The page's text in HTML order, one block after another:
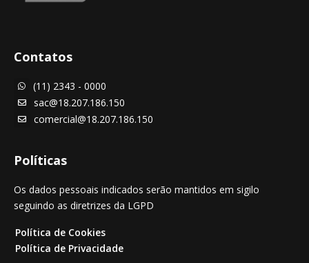
Contatos
 (11) 2343 - 0000
 sac@18.207.186.150
 comercial@18.207.186.150
Políticas
Os dados pessoais indicados serão mantidos em sigilo
seguindo as diretrizes da LGPD
Política de Cookies
Política de Privacidade